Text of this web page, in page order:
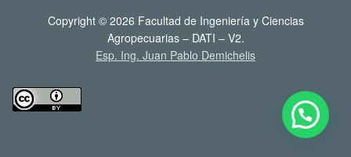
Copyright © 2026 Facultad de Ingeniería y Ciencias
Agropecuarias – DATI – V2.
Esp. Ing. Juan Pablo Demichelis